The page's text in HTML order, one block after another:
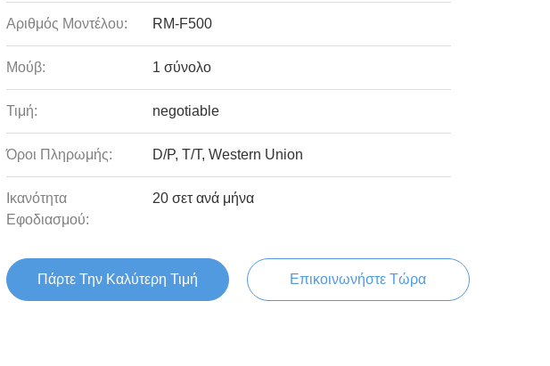
Αριθμός Μοντέλου: RM-F500
Μούβ: 1 σύνολο
Τιμή: negotiable
Όροι Πληρωμής: D/P, T/T, Western Union
Ικανότητα
Εφοδιασμού:
20 σετ ανά μήνα
Πάρτε Την Καλύτερη Τιμή Επικοινωνήστε Τώρα